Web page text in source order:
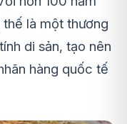
là một thương
di sản, tạo nên
hàng quốc tế